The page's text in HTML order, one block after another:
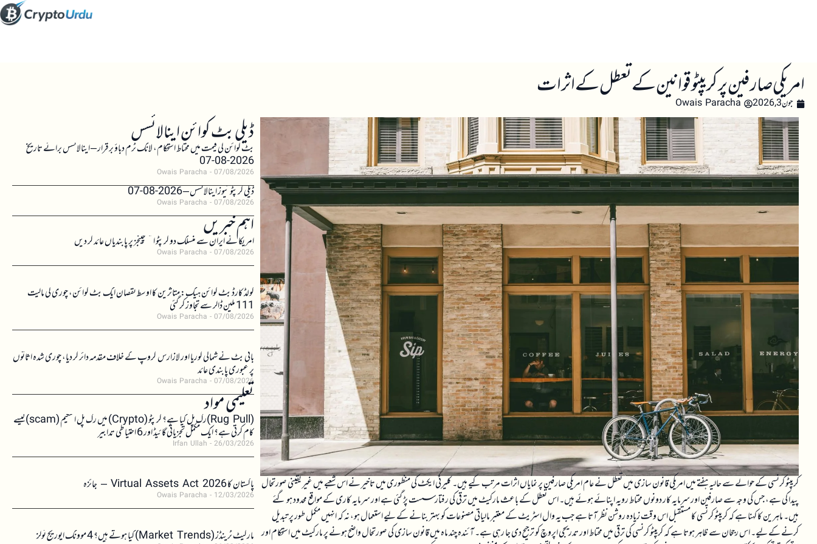
امریکی صارفین پر کریپٹو قوانین کے تعطل کے اثرات
جون 3, 2026 Owais Paracha
کریپٹو کرنسی کے حوالے سے حالیہ ہفتے میں امریکی قانون سازی میں تعطل نے عام امریکی صارفین پر نمایاں اثرات مرتب کیے ہیں۔ کلیرٹی ایکٹ کی منظوری میں تاخیر نے اس شعبے میں غیر یقینی صورتحال
پیدا کی ہے، جس کی وجہ سے صارفین اور سرمایہ کار دونوں محتاط رویہ اپنائے ہوئے ہیں۔ اس تعطل کے باعث مارکیٹ میں ترقی کی رفتار سست پڑ گئی ہے اور سرمایہ کاری کے مواقع محدود ہو گئے
ہیں۔ ماہرین کا کہنا ہے کہ کریپٹو کرنسی کا مستقبل اس وقت زیادہ روشن نظر آتا ہے جب یہ وال اسٹریٹ کے معتبر مالیاتی مصنوعات کو بہتر بنانے کے لیے استعمال ہو، نہ کہ انہیں مکمل طور پر تبدیل
کرنے کے لیے۔ اس رجحان سے ظاہر ہوتا ہے کہ کریپٹو کرنسی کی ترقی میں محتاط اور تدریجی اپروچ کو ترجیح دی جا رہی ہے۔ آئندہ چند ماہ میں قانون سازی کی صورتحال واضح ہونے پر مارکیٹ میں استحکام اور
ڈیلی بٹ کوائن اینالائسس
بٹ کوائن کی قیمت میں محتاط استحکام، لانگ ٹرم دباؤ برقرار – اینالائسس برائے تاریخ
2026-08-07
Owais Paracha 07/08/2026
ڈیلی کرپٹو نیوز اینالائسس – 2026-08-07
Owais Paracha 07/08/2026
اہم خبریں
امریکا نے ایران سے منسلک دو کرپٹو ایکسچینجز پر پابندیاں عائد کر دیں
Owais Paracha 07/08/2026
کولڈ کارڈ بٹ کوائن ہیک: متاثرین کا اوسط نقصان ایک بٹ کوائن، چوری کی مالیت
111 ملین ڈالر سے تجاوز کر گئی
Owais Paracha 07/08/2026
بائی بٹ نے شمالی کوریا اور لازارس گروپ کے خلاف مقدمہ دائر کر دیا، چوری شدہ اثاثوں
پر عبوری پابندی عائد
Owais Paracha 07/08/2026
تعلیمی مواد (Rug Pull)رگ پل کیا ہے؟ کرپٹو (Crypto) میں رگ پل اسکیم (scam)کیسے
کام کرتی ہے؟ ایک مکمل تجزیاتی گائیڈ اور 6 احتیاطی تدابیر
Irfan Ullah 26/03/2026
پاکستان کا Virtual Assets Act 2026 – جائزہ
Owais Paracha 12/03/2026
مارکیٹ ٹرینڈز (Market Trends) کیا ہوتے ہیں؟ 4 موونگ ایوریج ٹولز